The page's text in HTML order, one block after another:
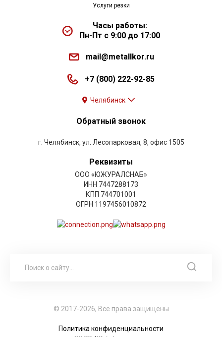
Услуги резки
Часы работы:
Пн-Пт с 9:00 до 17:00
mail@metallkor.ru
+7 (800) 222-92-85
Челябинск
Обратный звонок
г. Челябинск, ул. Лесопарковая, 8, офис 1505
Реквизиты
ООО «ЮЖУРАЛСНАБ»
ИНН 7447288173
КПП 744701001
ОГРН 1197456010872
© 2017-2026, Все права защищены
Политика конфиденциальности